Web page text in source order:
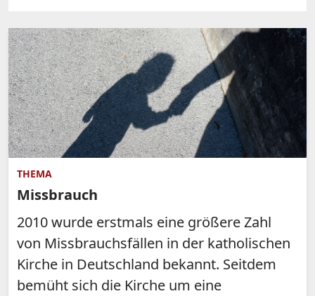
THEMA
Missbrauch
2010 wurde erstmals eine größere Zahl
von Missbrauchsfällen in der katholischen
Kirche in Deutschland bekannt. Seitdem
bemüht sich die Kirche um eine